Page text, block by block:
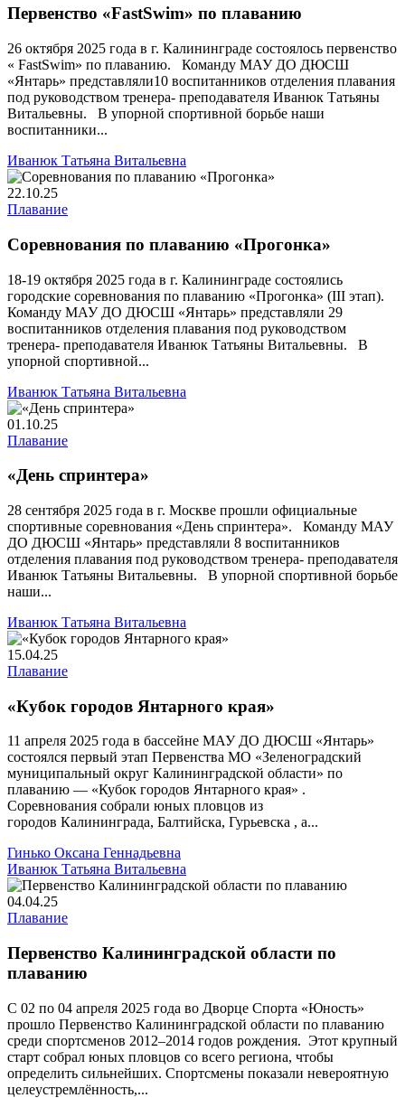
Первенство «FastSwim» по плаванию
26 октября 2025 года в г. Калининграде состоялось первенство
« FastSwim» по плаванию. Команду МАУ ДО ДЮСШ
«Янтарь» представляли10 воспитанников отделения плавания
под руководством тренера- преподавателя Иванюк Татьяны
Витальевны. В упорной спортивной борьбе наши
воспитанники...
Иванюк Татьяна Витальевна
22.10.25
Плавание
Соревнования по плаванию «Прогонка»
18-19 октября 2025 года в г. Калининграде состоялись
городские соревнования по плаванию «Прогонка» (III этап).
Команду МАУ ДО ДЮСШ «Янтарь» представляли 29
воспитанников отделения плавания под руководством
тренера- преподавателя Иванюк Татьяны Витальевны. В
упорной спортивной...
Иванюк Татьяна Витальевна
01.10.25
Плавание
«День спринтера»
28 сентября 2025 года в г. Москве прошли официальные
спортивные соревнования «День спринтера». Команду МАУ
ДО ДЮСШ «Янтарь» представляли 8 воспитанников
отделения плавания под руководством тренера- преподавателя
Иванюк Татьяны Витальевны. В упорной спортивной борьбе
наши...
Иванюк Татьяна Витальевна
15.04.25
Плавание
«Кубок городов Янтарного края»
11 апреля 2025 года в бассейне МАУ ДО ДЮСШ «Янтарь»
состоялся первый этап Первенства МО «Зеленоградский
муниципальный округ Калининградской области» по
плаванию — «Кубок городов Янтарного края» .
Соревнования собрали юных пловцов из
городов Калининграда, Балтийска, Гурьевска , а...
Гинько Оксана Геннадьевна
Иванюк Татьяна Витальевна
04.04.25
Плавание
Первенство Калининградской области по
плаванию
С 02 по 04 апреля 2025 года во Дворце Спорта «Юность»
прошло Первенство Калининградской области по плаванию
среди спортсменов 2012–2014 годов рождения. Этот крупный
старт собрал юных пловцов со всего региона, чтобы
определить сильнейших. Спортсмены показали невероятную
целеустремлённость,...